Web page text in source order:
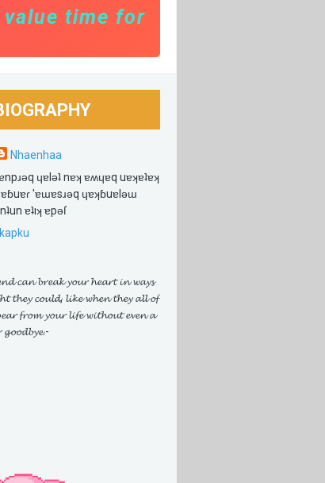
time for toxic people.
Nhaenhaa
ɥɐlǝʇ nɐʞ ɐʍɥɐq uɐʞɐʇɐʞ
'ɐɯɐsɹǝq ɥɐʞɓuɐlǝɯ
ɐʇıʞ ɐpǝſ
𝓬𝓪𝓷 𝓫𝓻𝓮𝓪𝓴 𝔂𝓸𝓾𝓻 𝓱𝓮𝓪𝓻𝓽 𝓲𝓷 𝔀𝓪𝔂𝓼
𝓽𝓱𝓮𝔂 𝓬𝓸𝓾𝓵𝓭, 𝓵𝓲𝓴𝓮 𝔀𝓱𝓮𝓷 𝓽𝓱𝓮𝔂 𝓪𝓵𝓵 𝓸𝓯
𝓯𝓻𝓸𝓶 𝔂𝓸𝓾𝓻 𝓵𝓲𝓯𝓮 𝔀𝓲𝓽𝓱𝓸𝓾𝓽 𝓮𝓿𝓮𝓷 𝓪
𝓰𝓸𝓸𝓭𝓫𝔂𝓮.-